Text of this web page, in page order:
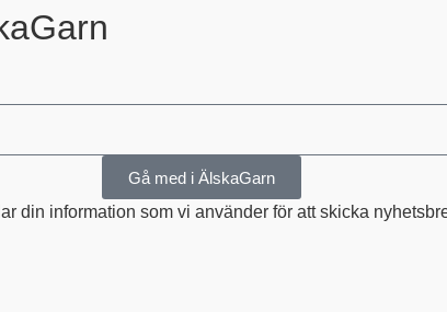
Gå med i ÄlskaGarn
din information som vi använder för att skicka